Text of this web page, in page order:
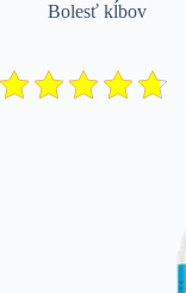
Bolesť kĺbov